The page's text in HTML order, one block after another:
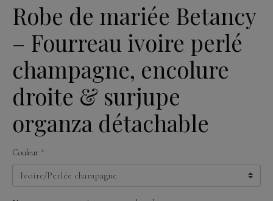
Robe de mariée Betancy
– Fourreau ivoire perlé
champagne, encolure
droite & surjupe
organza détachable
Couleur